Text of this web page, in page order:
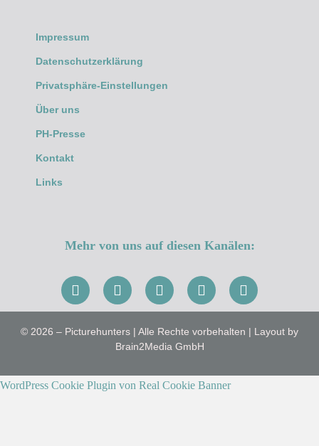
Impressum
Datenschutzerklärung
Privatsphäre-Einstellungen
Über uns
PH-Presse
Kontakt
Links
Mehr von uns auf diesen Kanälen:
© 2026 – Picturehunters | Alle Rechte vorbehalten | Layout by
Brain2Media GmbH
WordPress Cookie Plugin von Real Cookie Banner